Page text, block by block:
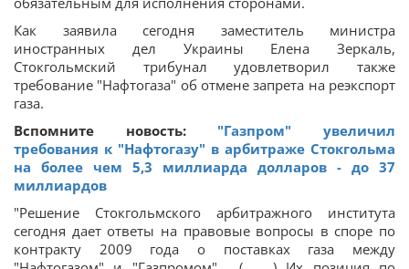
Как заявила сегодня заместитель министра
иностранных дел Украины Елена Зеркаль,
Стокгольмский трибунал удовлетворил также
требование "Нафтогаза" об отмене запрета на реэкспорт
газа.
Вспомните новость: "Газпром" увеличил
требования к "Нафтогазу" в арбитраже Стокгольма
на более чем 5,3 миллиарда долларов - до 37
миллиардов
"Решение Стокгольмского арбитражного института
сегодня дает ответы на правовые вопросы в споре по
контракту 2009 года о поставках газа между